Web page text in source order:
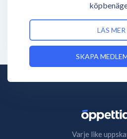
LÄS MER
SKAPA
Varje like